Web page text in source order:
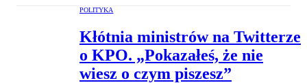
POLITYKA
Kłótnia ministrów na Twitterze
o KPO. „Pokazałeś, że nie
wiesz o czym piszesz”